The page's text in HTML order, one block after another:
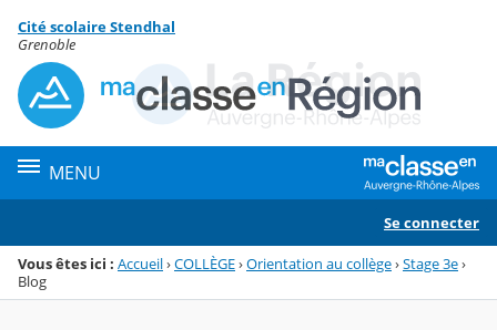
Menu de la rubrique
Contenu
Cité scolaire Stendhal
Grenoble
MENU
Se connecter
Vous êtes ici : Accueil›COLLÈGE›Orientation au collège›Stage 3e›
Blog